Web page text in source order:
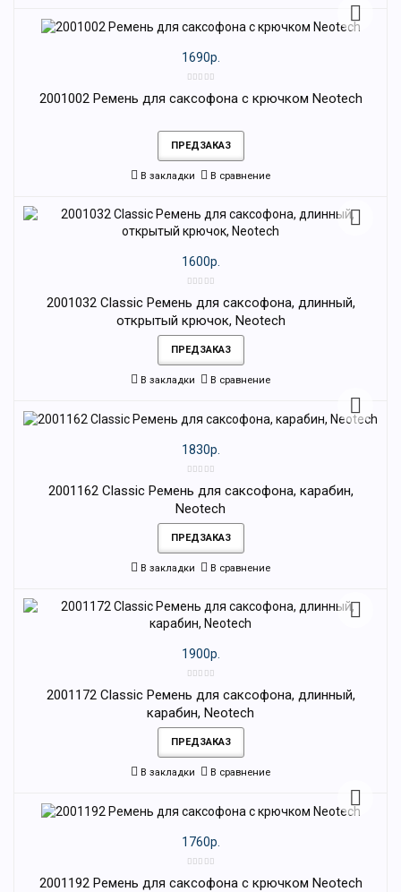
1690р.
2001002 Ремень для саксофона с крючком Neotech
ПРЕДЗАКАЗ
В закладки В сравнение
1600р.
2001032 Classic Ремень для саксофона, длинный,
открытый крючок, Neotech
ПРЕДЗАКАЗ
В закладки В сравнение
1830р.
2001162 Classic Ремень для саксофона, карабин,
Neotech
ПРЕДЗАКАЗ
В закладки В сравнение
1900р.
2001172 Classic Ремень для саксофона, длинный,
карабин, Neotech
ПРЕДЗАКАЗ
В закладки В сравнение
1760р.
2001192 Ремень для саксофона с крючком Neotech